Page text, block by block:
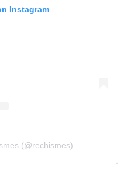
Instagram
(@rechismes)